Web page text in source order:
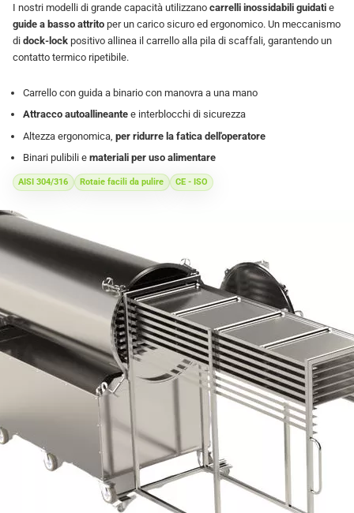
I nostri modelli di grande capacità utilizzano carrelli inossidabili guidati e
guide a basso attrito per un carico sicuro ed ergonomico. Un meccanismo
di dock-lock positivo allinea il carrello alla pila di scaffali, garantendo un
contatto termico ripetibile.
Carrello con guida a binario con manovra a una mano
Attracco autoallineantee interblocchi di sicurezza
Altezza ergonomica, per ridurre la fatica dell'operatore
Binari pulibili e materiali per uso alimentare
AISI 304/316 Rotaie facili da pulire CE - ISO